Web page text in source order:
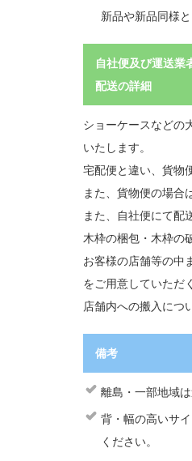
新品や新品同様
自社便及び運送業
配送の詳細
ショーケースなどの
いたします。
宅配便と違い、貨物
また、貨物便の場合
また、自社便にて配
木枠の梱包・木枠の
お客様の店舗等の中
をご用意していただ
店舗内への搬入につ
備考
離島・一部地域
背・幅の高いサ
ください。